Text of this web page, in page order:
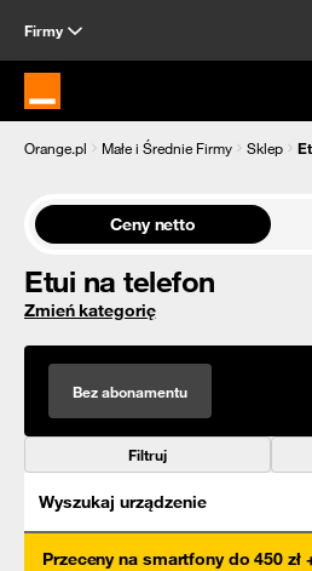
Firmy
Strona główna Orange.pl
Orange.pl Małe i Średnie Firmy Sklep
Ceny netto
Etui na telefon
Zmień kategorię
Bez abonamentu
Filtruj
Wyszukaj urządzenie
Przeceny na smartfony do 450 zł